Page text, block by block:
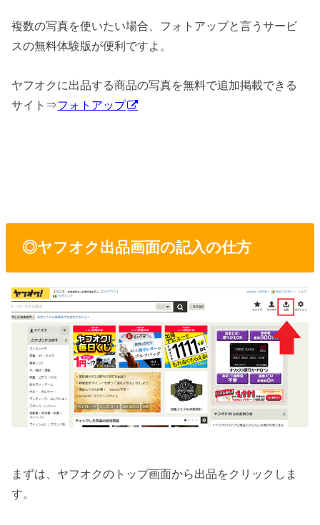
複数の写真を使いたい場合、フォトアップと言うサービ
スの無料体験版が便利ですよ。
ヤフオクに出品する商品の写真を無料で追加掲載できる
サイト⇒フォトアップ
◎ヤフオク出品画面の記入の仕方
まずは、ヤフオクのトップ画面から出品をクリックしま
す。